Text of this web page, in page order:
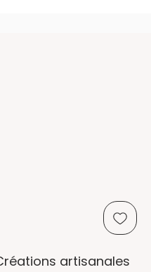
artisanales